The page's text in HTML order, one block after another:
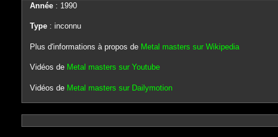
Année: 1990
Type: inconnu
Plus d'informations à propos de Metal masters sur Wikipedia
Vidéos de Metal masters sur Youtube
Vidéos de Metal masters sur Dailymotion